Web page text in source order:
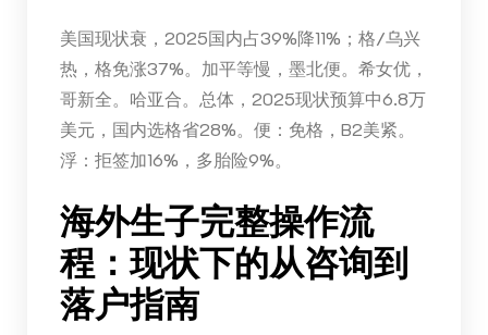
美国现状衰，2025国内占39%降11%；格/乌兴
热，格免涨37%。加平等慢，墨北便。希女优，
哥新全。哈亚合。总体，2025现状预算中6.8万
美元，国内选格省28%。便：免格，B2美紧。
浮：拒签加16%，多胎险9%。
海外生子完整操作流
程：现状下的从咨询到
落户指南